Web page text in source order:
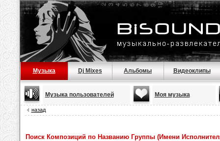
Музыка Dj Mixes Альбомы Видеоклипы
Музыка пользователей Моя музыка
назад
Поиск Композиций по Названию Группы (Имени